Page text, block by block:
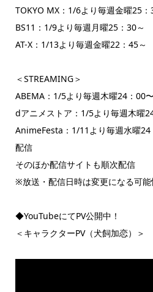
TOKYO MX：1/6より毎週金曜25：
BS11：1/9より毎週月曜25：30～
AT-X：1/13より毎週金曜22：45
＜STREAMING＞
ABEMA：1/5より毎週木曜24：00
dアニメストア：1/5より毎週木曜
AnimeFesta：1/11より毎週水曜
配信
そのほか配信サイトも順次配信
※放送・配信日時は変更になる可能
◆YouTubeにてPV公開中！
＜キャラクターPV（犬飼加恋）＞